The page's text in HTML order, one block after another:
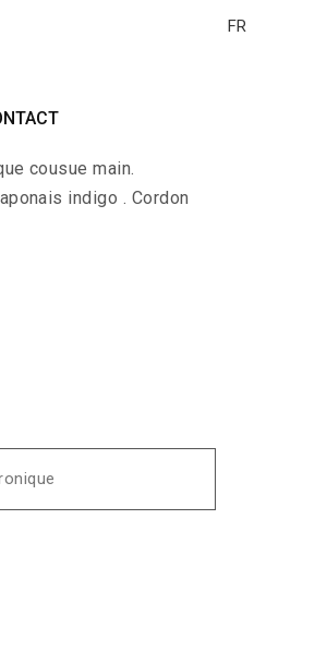
FR
cousue main.
indigo . Cordon